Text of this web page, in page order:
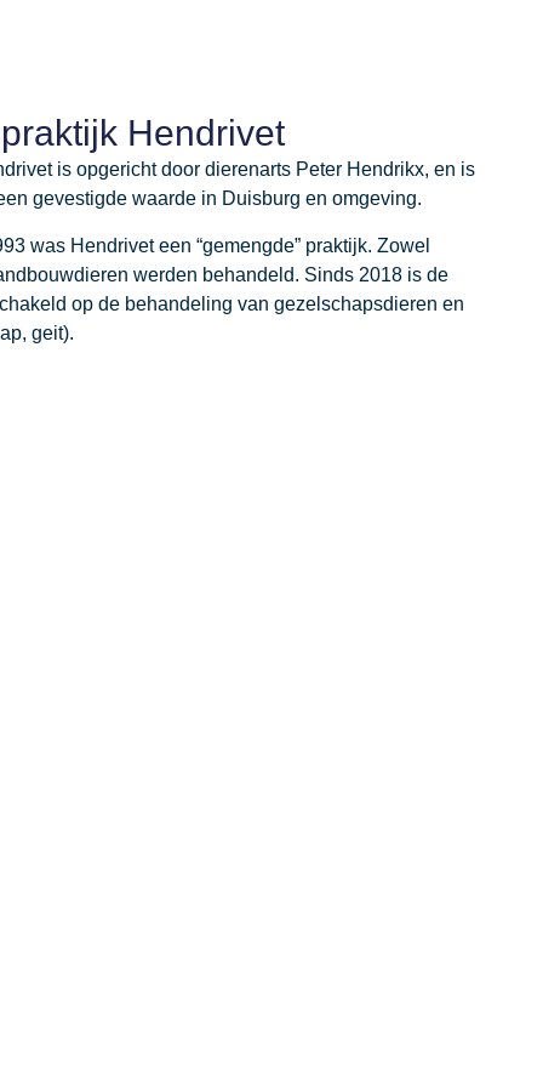
Hendrivet
is opgericht door dierenarts Peter Hendrikx, en is
gevestigde waarde in Duisburg en omgeving.
was Hendrivet een “gemengde” praktijk. Zowel
werden behandeld. Sinds 2018 is de
op de behandeling van gezelschapsdieren en
geit).